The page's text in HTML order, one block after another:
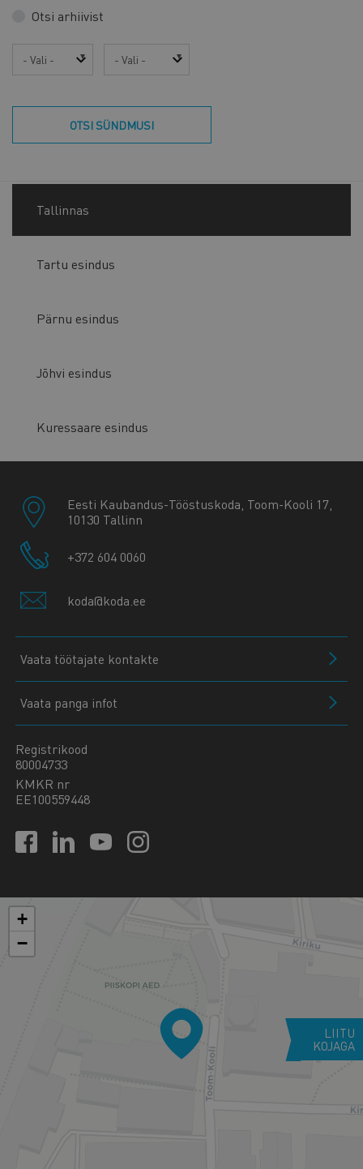
Otsi arhiivist
Aasta Kuu
OTSI SÜNDMUSI
Tallinnas
Tartu esindus
Pärnu esindus
Jõhvi esindus
Kuressaare esindus
Eesti Kaubandus-Tööstuskoda, Toom-Kooli 17,
10130 Tallinn
+372 604 0060
koda@koda.ee
Vaata töötajate kontakte
Vaata panga infot
Registrikood
80004733
KMKR nr
EE100559448
+
−
LIITU
KOJAGA